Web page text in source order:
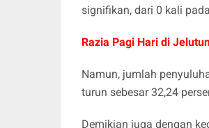
signifikan, dari 0 kali
Razia Pagi Hari di
Namun, jumlah
turun sebesar 32,24
Demikian juga dengan